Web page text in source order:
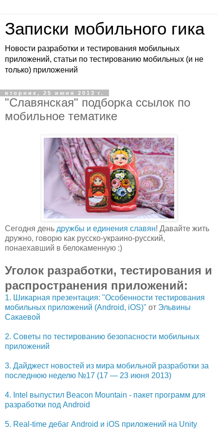
Записки мобильного гика
Новости разработки и тестирования мобильных
приложений, статьи по тестированию мобильных (и не
только) приложений
вторник, 25 июня 2013 г.
"Славянская" подборка ссылок по
мобильное тематике
Сегодня день дружбы и единения славян! Давайте жить
дружно, говорю как русско-украино-русский,
понаехавший в белокаменную :)
Уголок разработки, тестирования и
распространения приложений:
1. Шикарная презентация: "Особенности тестирования
мобильных приложений (Android, iOS)" от Эльвины
Сакаевой
2. Советы по тестированию безопасности мобильных
приложений
3. Дайджест новостей из мира мобильной разработки за
последнюю неделю №17 (17 — 23 июня 2013)
4. Intel выпустил Beacon Mountain - пакет программ для
разработки под Android
5. Real-time дебаг Android и iOS приложений на Unity